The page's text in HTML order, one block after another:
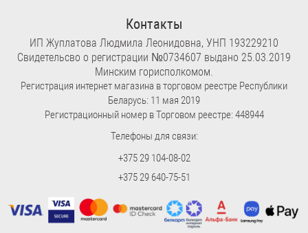
Контакты
ИП Жуплатова Людмила Леонидовна, УНП 193229210
Свидетельсво о регистрации №0734607 выдано 25.03.2019
Минским горисполкомом.
Регистрация интернет магазина в торговом реестре Республики
Беларусь: 11 мая 2019
Регистрационный номер в Торговом реестре: 448944
Телефоны для связи:
+375 29 104-08-02
+375 29 640-75-51